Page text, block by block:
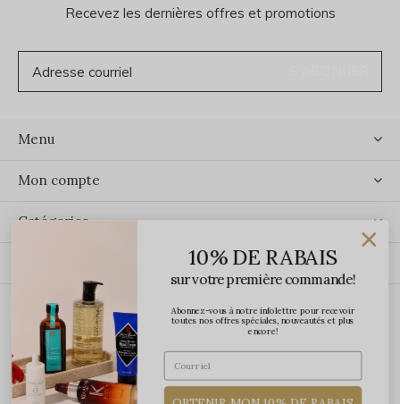
Recevez les dernières offres et promotions
Menu
Mon compte
Catégories
ÉCRIVEZ-NOUS
10% DE RABAIS
sur votre première commande!
Abonnez-vous à notre infolettre pour recevoir
toutes nos offres spéciales, nouveautés et plus
encore!